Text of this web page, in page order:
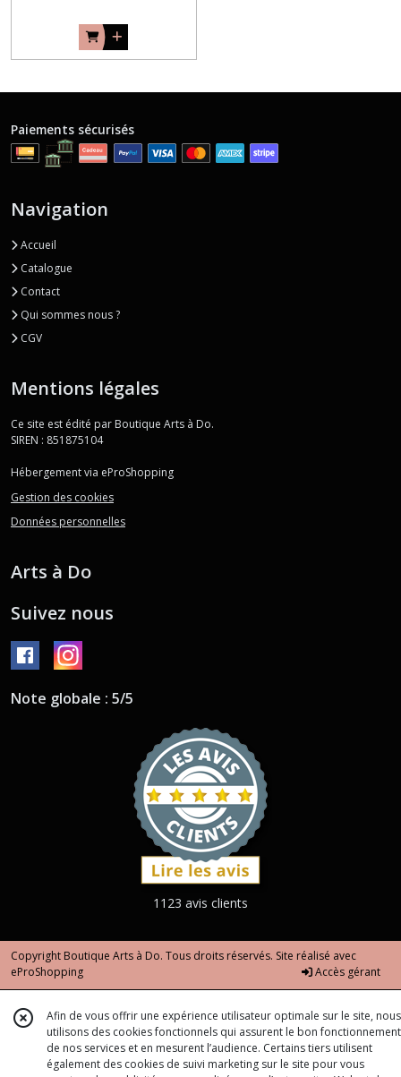
Paiements sécurisés
Navigation
Accueil
Catalogue
Contact
Qui sommes nous ?
CGV
Mentions légales
Ce site est édité par Boutique Arts à Do.
SIREN : 851875104
Hébergement via eProShopping
Gestion des cookies
Données personnelles
Arts à Do
Suivez nous
Note globale : 5/5
1123 avis clients
Copyright Boutique Arts à Do. Tous droits réservés. Site réalisé avec
eProShopping
Accès gérant
Afin de vous offrir une expérience utilisateur optimale sur le site, nous
utilisons des cookies fonctionnels qui assurent le bon fonctionnement
de nos services et en mesurent l’audience. Certains tiers utilisent
également des cookies de suivi marketing sur le site pour vous